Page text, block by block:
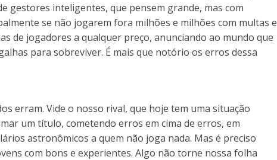
gestores inteligentes, que pensem grande, mas com
se não jogarem fora milhões e milhões com multas e
de jogadores a qualquer preço, anunciando ao mundo que
para sobreviver. É mais que notório os erros dessa
erram. Vide o nosso rival, que hoje tem uma situação
um título, cometendo erros em cima de erros, em
astronômicos a quem não joga nada. Mas é preciso
com bons e experientes. Algo não torne nossa folha